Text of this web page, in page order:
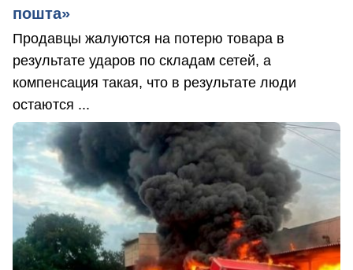
пошта»
Продавцы жалуются на потерю товара в
результате ударов по складам сетей, а
компенсация такая, что в результате люди
остаются ...